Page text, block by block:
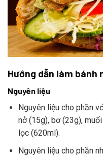
Hướng dẫn làm bánh
Nguyên liệu
Nguyên liệu cho phần
nở (15g), bơ (23g),
lọc (620ml).
Nguyên liệu cho phần